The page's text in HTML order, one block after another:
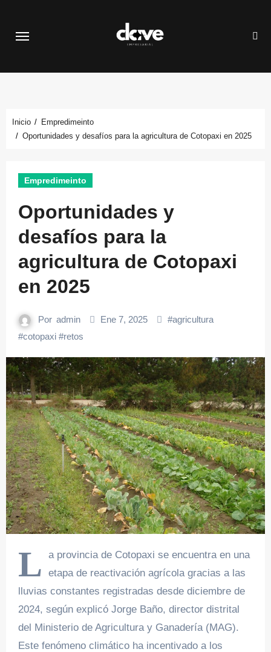
contenido
Inicio
Empredimeinto
Oportunidades y desafíos para la agricultura de Cotopaxi en 2025
Empredimeinto
Oportunidades y
desafíos para la
agricultura de Cotopaxi
en 2025
Por admin Ene 7, 2025 #agricultura
#cotopaxi#retos
L
a provincia de Cotopaxi se encuentra en una
etapa de reactivación agrícola gracias a las
lluvias constantes registradas desde diciembre de
2024, según explicó Jorge Baño, director distrital
del Ministerio de Agricultura y Ganadería (MAG).
Este fenómeno climático ha incentivado a los